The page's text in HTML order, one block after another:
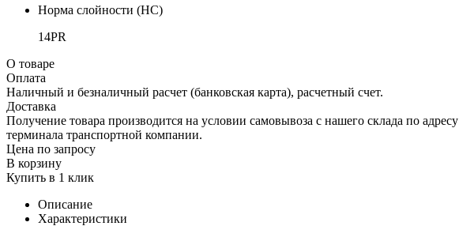
Норма слойности (НС)
14PR
О товаре
Оплата
Наличный и безналичный расчет (банковская карта), расчетный счет.
Доставка
Получение товара производится на условии самовывоза с нашего склада по
терминала транспортной компании.
Цена по запросу
В корзину
Купить в 1 клик
Описание
Характеристики